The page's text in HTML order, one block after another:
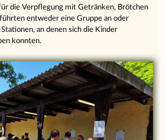
die Verpflegung mit Getränken, Brötchen
entweder eine Gruppe an oder
an denen sich die Kinder
konnten.